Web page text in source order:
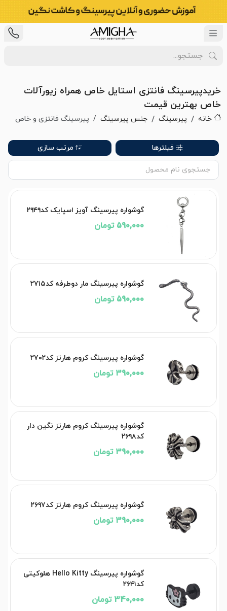
خریدپیرسینگ فانتزی استایل خاص همراه زیورآلات
خاص بهترین قیمت
خانه پیرسینگ جنس پیرسینگ پیرسینگ فانتزی و خاص
فیلترها مرتب سازی
گوشواره پیرسینگ آویز اسپایک کد۲۹۴۹
590,000 تومان
گوشواره پیرسینگ مار دوطرفه کد۲۷۱۵
590,000 تومان
گوشواره پیرسینگ کروم هارتز کد۲۷۰۲
390,000 تومان
گوشواره پیرسینگ کروم هارتز نگین دار
کد۲۶۹۸
390,000 تومان
گوشواره پیرسینگ کروم هارتز کد۲۶۹۷
390,000 تومان
گوشواره پیرسینگ Hello Kitty هلوکیتی
کد۲۶۴۱
340,000 تومان